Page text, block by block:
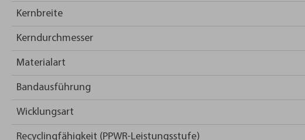
Kernbreite
Kerndurchmesser
Materialart
Bandausführung
Wicklungsart
Recyclingfähigkeit (PPWR-Leistungsstufe)